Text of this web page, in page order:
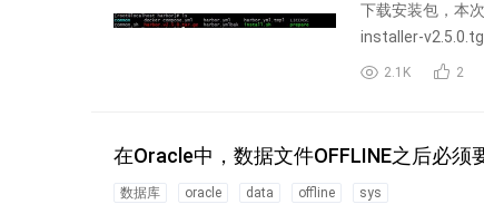
下载安装包，本
installer-
2.1K 2
在Oracle中，数据文件OFFLINE之后必须
数据库 oracle data offline sys